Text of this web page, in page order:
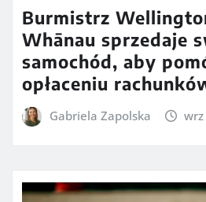
Burmistrz
Whānau sprzedaje
samochód, aby
opłaceniu
Gabriela Zapolska